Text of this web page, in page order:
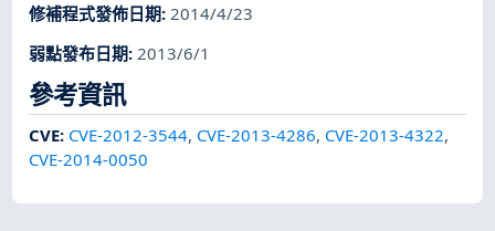
修補程式發佈日期: 2014/4/23
弱點發布日期: 2013/6/1
參考資訊
CVE: CVE-2012-3544, CVE-2013-4286, CVE-2013-4322,
CVE-2014-0050